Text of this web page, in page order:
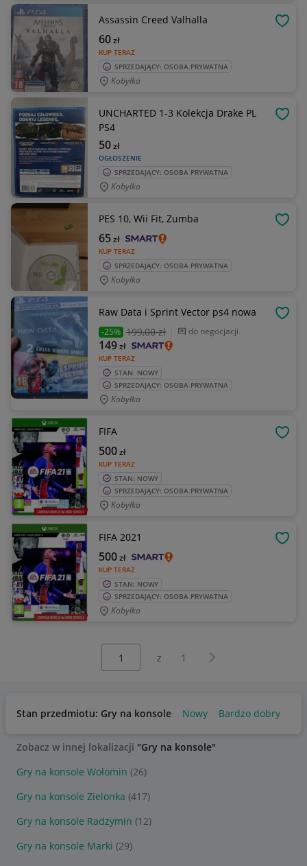
Assassin Creed Valhalla
KUP TERAZ
60zł
SPRZEDAJĄCY: OSOBA PRYWATNA
Kobyłka
UNCHARTED 1-3 Kolekcja Drake PL
PS4
OGŁOSZENIE
50zł
SPRZEDAJĄCY: OSOBA PRYWATNA
Kobylka
PES 10, Wii Fit, Zumba
KUP TERAZ
65zł
SPRZEDAJĄCY: OSOBA PRYWATNA
Kobyłka
Raw Data i Sprint Vector ps4 nowa
-25% 199,00 zł do negocjacji
KUP TERAZ
149zł
STAN: NOWY
SPRZEDAJĄCY: OSOBA PRYWATNA
Kobyłka
FIFA
KUP TERAZ
500zł
STAN: NOWY
SPRZEDAJĄCY: OSOBA PRYWATNA
Kobyłka
FIFA 2021
KUP TERAZ
500zł
STAN: NOWY
SPRZEDAJĄCY: OSOBA PRYWATNA
Kobyłka
z 1 Następna strona
Stan przedmiotu: Gry na konsole Nowy Bardzo dobry
Zobacz w innej lokalizacji "Gry na konsole"
Gry na konsole Wołomin (26)
Gry na konsole Zielonka (417)
Gry na konsole Radzymin (12)
Gry na konsole Marki (29)